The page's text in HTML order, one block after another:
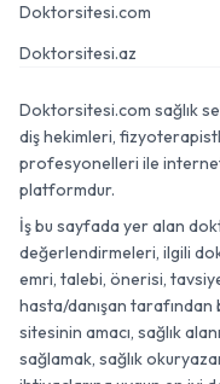
Doktorsitesi.com
Doktorsitesi.az
Doktorsitesi.com sağlık
diş hekimleri,
profesyonelleri ile internet
platformdur.
İş bu sayfada yer alan
değerlendirmeleri, ilgili
emri, talebi, önerisi,
hasta/danışan tarafından
sitesinin amacı, sağlık
sağlamak, sağlık